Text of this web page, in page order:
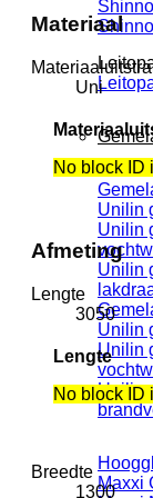
Unilin
Unilin
Unilin
Unilin
Unilin
Unilin
Maxxi
Materiaal
Uni
No block ID
Afmeting
Lengte
3050
Lengte
No block ID
Breedte
1300